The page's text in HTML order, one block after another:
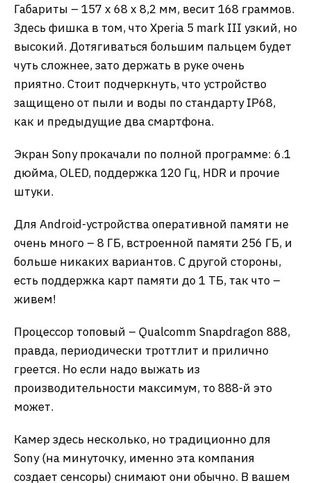
Габариты – 157 x 68 x 8,2 мм, весит 168 граммов.
Здесь фишка в том, что Xperia 5 mark III узкий, но
высокий. Дотягиваться большим пальцем будет
чуть сложнее, зато держать в руке очень
приятно. Стоит подчеркнуть, что устройство
защищено от пыли и воды по стандарту IP68,
как и предыдущие два смартфона.
Экран Sony прокачали по полной программе: 6.1
дюйма, OLED, поддержка 120 Гц, HDR и прочие
штуки.
Для Android-устройства оперативной памяти не
очень много – 8 ГБ, встроенной памяти 256 ГБ, и
больше никаких вариантов. С другой стороны,
есть поддержка карт памяти до 1 ТБ, так что –
живем!
Процессор топовый – Qualcomm Snapdragon 888,
правда, периодически троттлит и прилично
греется. Но если надо выжать из
производительности максимум, то 888-й это
может.
Камер здесь несколько, но традиционно для
Sony (на минуточку, именно эта компания
создает сенсоры) снимают они обычно. В вашем